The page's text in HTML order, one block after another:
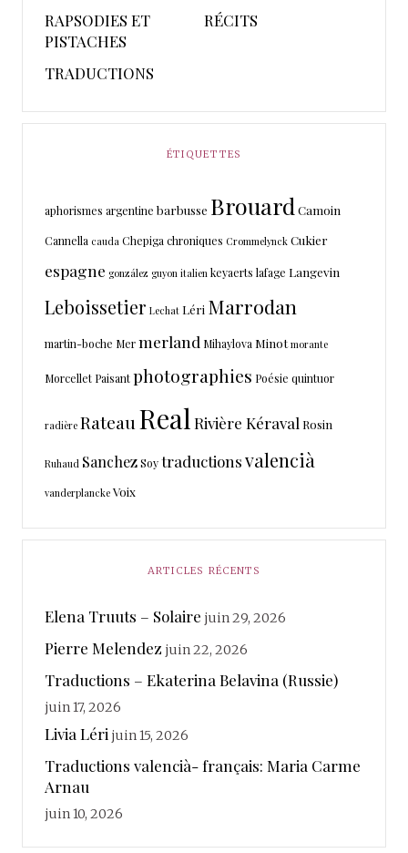
RAPSODIES ET
PISTACHES
RÉCITS
TRADUCTIONS
ÉTIQUETTES
aphorismes argentine barbusse Brouard Camoin
Cannella cauda Chepigachroniques Crommelynck Cukier
espagne gonzález guyon italien keyaerts lafage Langevin
Leboissetier Lechat Léri Marrodan
martin-boche Mermerland Mihaylova Minot morante
Morcellet Paisantphotographies Poésie quintuor
radière RateauReal Rivière Kéraval Rosin
Ruhaud SanchezSoytraductionsvalencià
vanderplancke Voix
ARTICLES RÉCENTS
Elena Truuts – Solaire juin 29, 2026
Pierre Melendez juin 22, 2026
Traductions – Ekaterina Belavina (Russie)
juin 17, 2026
Livia Léri juin 15, 2026
Traductions valencià- français: Maria Carme
Arnau
juin 10, 2026